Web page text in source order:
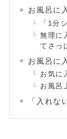
お風呂に
「1分
無理に
てさっ
お風呂に
お気に
お風呂
「入れな